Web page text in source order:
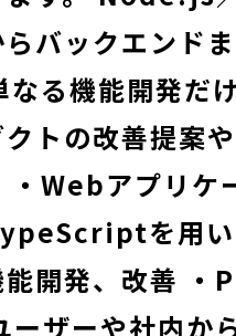
バックエンド
なる機能開発だ
トの改善提案
・Webアプリケ
を用い
開発、改善 ・
ーザーや社内か